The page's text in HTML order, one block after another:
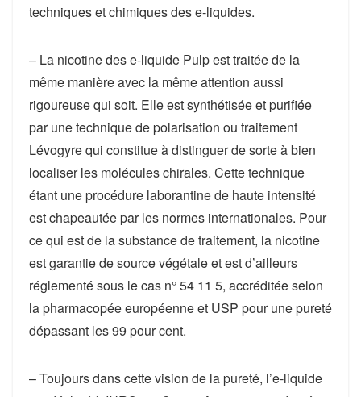
techniques et chimiques des e-liquides.
– La nicotine des e-liquide Pulp est traitée de la
même manière avec la même attention aussi
rigoureuse qui soit. Elle est synthétisée et purifiée
par une technique de polarisation ou traitement
Lévogyre qui constitue à distinguer de sorte à bien
localiser les molécules chirales. Cette technique
étant une procédure laborantine de haute intensité
est chapeautée par les normes internationales. Pour
ce qui est de la substance de traitement, la nicotine
est garantie de source végétale et est d’ailleurs
réglementé sous le cas n° 54 11 5, accréditée selon
la pharmacopée européenne et USP pour une pureté
dépassant les 99 pour cent.
– Toujours dans cette vision de la pureté, l’e-liquide